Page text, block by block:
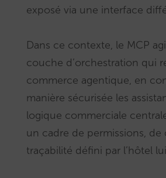
exposé via une interface
Dans ce contexte, le MCP
couche d’orchestration qui
commerce agentique, en
manière sécurisée les
logique commerciale
un cadre de permissions,
traçabilité défini par l’hôtel